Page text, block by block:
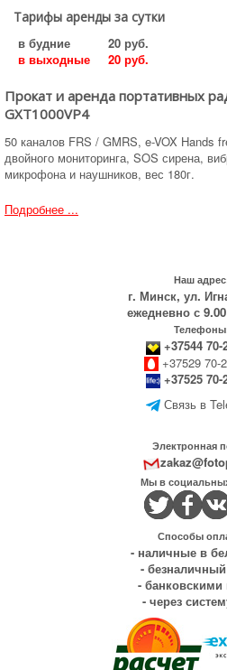
Тарифы аренды за сутки
в будние
20 руб.
в выходные
20 руб.
Прокат и аренда портативных
GXT1000VP4
50 каналов FRS / GMRS, e-VOX Hands
двойного мониторинга, SOS сирена,
микрофона и наушников, вес 180г.
Подробнее ...
Наш
г. Минск, ул.
ежедневно с
+37544 70-
+37529 70-
+37525 70-
Связь в
Электронная
Мы в
Способы
- наличные в
-
- банковскими
- через